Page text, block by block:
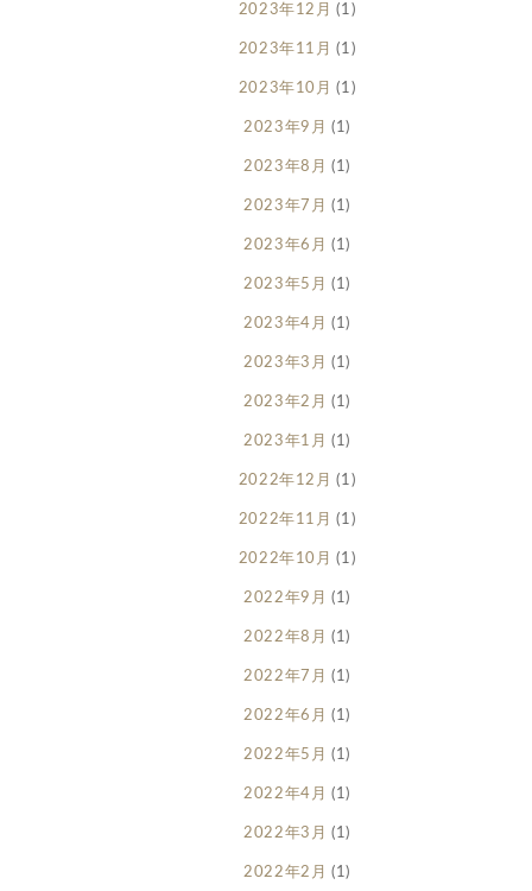
2023年12月 (1)
2023年11月 (1)
2023年10月 (1)
2023年9月 (1)
2023年8月 (1)
2023年7月 (1)
2023年6月 (1)
2023年5月 (1)
2023年4月 (1)
2023年3月 (1)
2023年2月 (1)
2023年1月 (1)
2022年12月 (1)
2022年11月 (1)
2022年10月 (1)
2022年9月 (1)
2022年8月 (1)
2022年7月 (1)
2022年6月 (1)
2022年5月 (1)
2022年4月 (1)
2022年3月 (1)
2022年2月 (1)